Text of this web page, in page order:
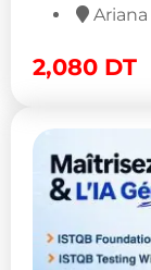
Ariana
2,080 DT